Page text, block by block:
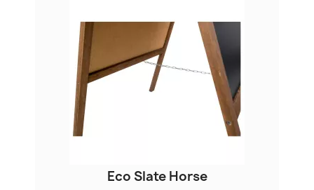
Eco Slate Horse